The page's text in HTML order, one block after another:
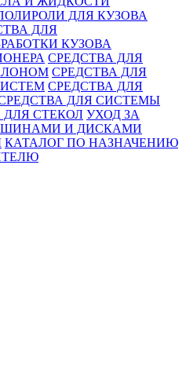
ДЛЯ КУЗОВА
ДЛЯ
КУЗОВА
СРЕДСТВА ДЛЯ
СРЕДСТВА ДЛЯ
СРЕДСТВА ДЛЯ
ДЛЯ СИСТЕМЫ
ДЛЯ СТЕКОЛ УХОД ЗА
ШИНАМИ И ДИСКАМИ
КАТАЛОГ ПО НАЗНАЧЕНИЮ